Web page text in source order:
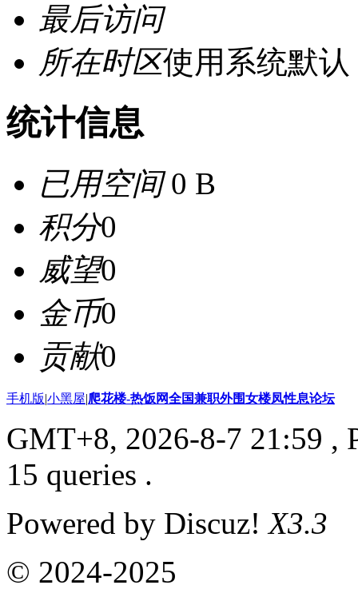
最后访问
所在时区使用系统默认
统计信息
已用空间0 B
积分0
威望0
金币0
贡献0
手机版|小黑屋|爬花楼-热饭网全国兼职外围女楼凤性息论坛
GMT+8, 2026-8-7 21:59 ,
15 queries .
Powered by Discuz!X3.3
© 2024-2025